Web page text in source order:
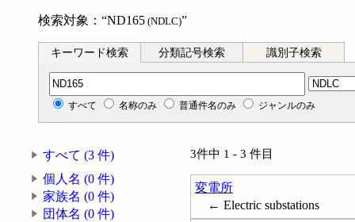
検索対象：“ND165 (NDLC)”
キーワード検索 分類記号検索 識別子検索
分類記号検索
すべて 名称のみ 普通件名のみ ジャンルのみ
すべて (3 件)
個人名 (0 件)
家族名 (0 件)
団体名 (0 件)
3件中 1 - 3 件目
変電所
← Electric substations